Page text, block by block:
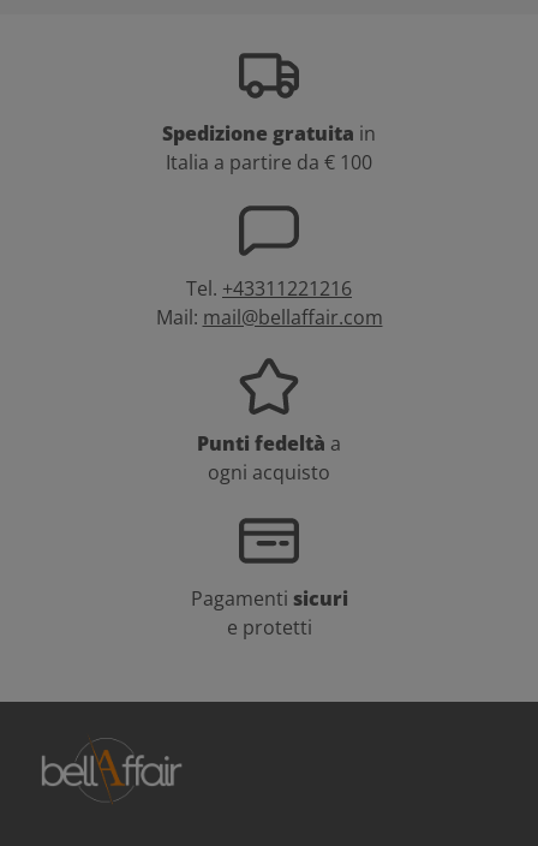
Spedizione gratuita in
Italia a partire da € 100
Tel. +43311221216
Mail: mail@bellaffair.com
Punti fedeltà a
ogni acquisto
Pagamenti sicuri
e protetti